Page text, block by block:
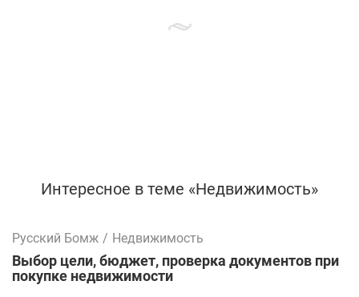
Интересное в теме «Недвижимость»
Русский Бомж / Недвижимость
Выбор цели, бюджет, проверка документов при
покупке недвижимости